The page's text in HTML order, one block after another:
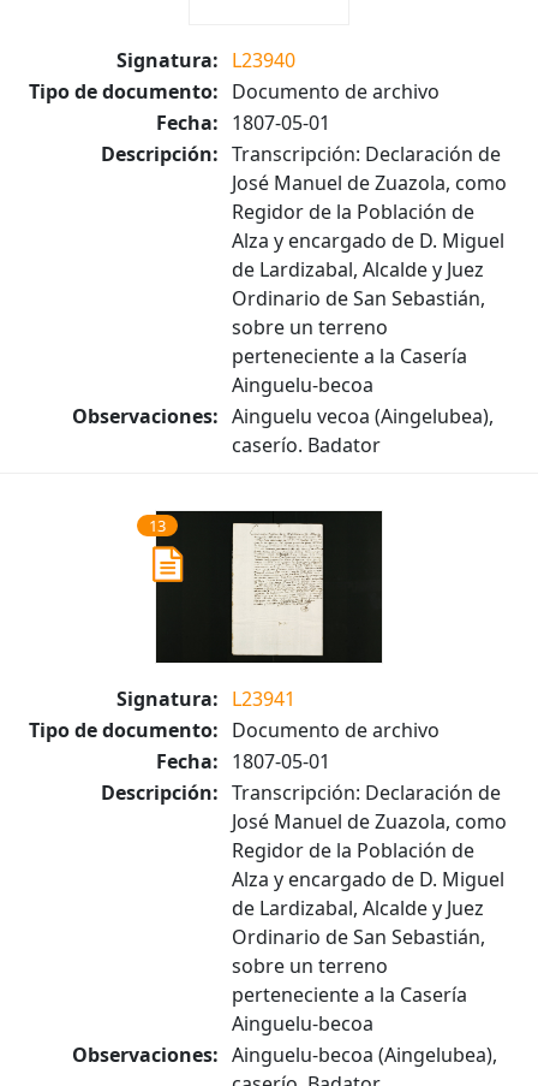
Signatura: L23940
Tipo de documento: Documento de archivo
Fecha: 1807-05-01
Descripción: Transcripción: Declaración de
José Manuel de Zuazola, como
Regidor de la Población de
Alza y encargado de D. Miguel
de Lardizabal, Alcalde y Juez
Ordinario de San Sebastián,
sobre un terreno
perteneciente a la Casería
Ainguelu-becoa
Observaciones: Ainguelu vecoa (Aingelubea),
caserío. Badator
13
Signatura: L23941
Tipo de documento: Documento de archivo
Fecha: 1807-05-01
Descripción: Transcripción: Declaración de
José Manuel de Zuazola, como
Regidor de la Población de
Alza y encargado de D. Miguel
de Lardizabal, Alcalde y Juez
Ordinario de San Sebastián,
sobre un terreno
perteneciente a la Casería
Ainguelu-becoa
Observaciones: Ainguelu-becoa (Aingelubea),